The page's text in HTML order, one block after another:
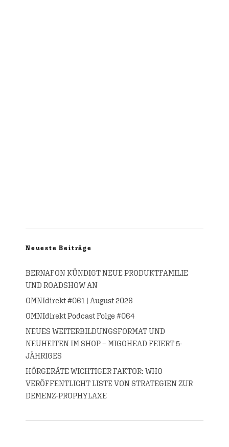
Neueste Beiträge
BERNAFON KÜNDIGT NEUE PRODUKTFAMILIE
UND ROADSHOW AN
OMNIdirekt #061 | August 2026
OMNIdirekt Podcast Folge #064
NEUES WEITERBILDUNGSFORMAT UND
NEUHEITEN IM SHOP – MIGOHEAD FEIERT 5-
JÄHRIGES
HÖRGERÄTE WICHTIGER FAKTOR: WHO
VERÖFFENTLICHT LISTE VON STRATEGIEN ZUR
DEMENZ-PROPHYLAXE